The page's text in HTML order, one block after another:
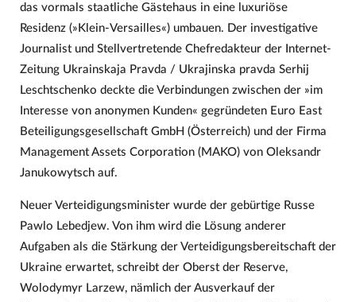
das vormals staatliche Gästehaus in eine luxuriöse
Residenz (»Klein-Versailles«) umbauen. Der investigative
Journalist und Stellvertretende Chefredakteur der Internet-
Zeitung Ukrainskaja Pravda / Ukrajinska pravda Serhij
Leschtschenko deckte die Verbindungen zwischen der »im
Interesse von anonymen Kunden« gegründeten Euro East
Beteiligungsgesellschaft GmbH (Österreich) und der Firma
Management Assets Corporation (MAKO) von Oleksandr
Janukowytsch auf.
Neuer Verteidigungsminister wurde der gebürtige Russe
Pawlo Lebedjew. Von ihm wird die Lösung anderer
Aufgaben als die Stärkung der Verteidigungsbereitschaft der
Ukraine erwartet, schreibt der Oberst der Reserve,
Wolodymyr Larzew, nämlich der Ausverkauf der